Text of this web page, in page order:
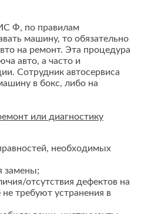
Ф, по правилам
машину, то обязательно
на ремонт. Эта процедура
авто, а часто и
Сотрудник автосервиса
в бокс, либо на
или диагностику
необходимых
замены;
отсутствия дефектов на
требуют устранения в